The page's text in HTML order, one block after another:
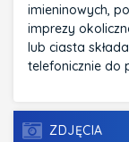
imieninowych,
imprezy
lub ciasta
telefonicznie do
ZDJĘCIA